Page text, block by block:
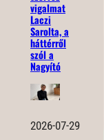
vigalmat
Laczi
Sarolta, a
háttérről
szól a
Nagyító
2026-07-29